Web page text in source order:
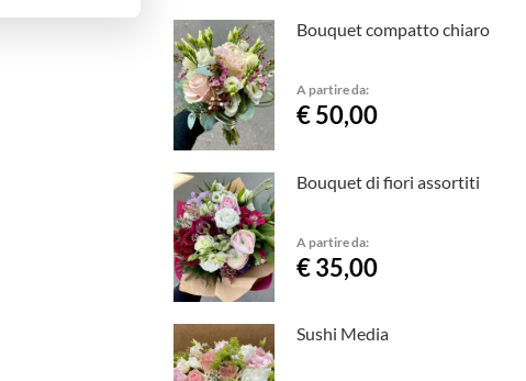
Bouquet compatto chiaro
A partire da:
€ 50,00
Bouquet di fiori assortiti
A partire da:
€ 35,00
Sushi Media